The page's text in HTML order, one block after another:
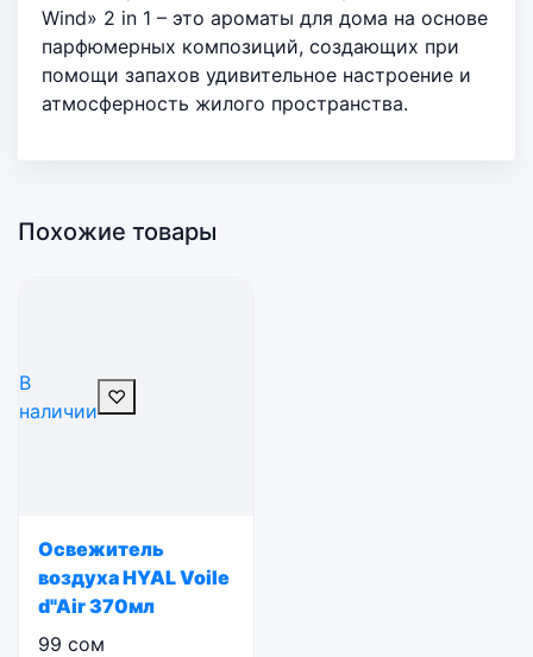
Wind» 2 in 1 – это ароматы для дома на основе
парфюмерных композиций, создающих при
помощи запахов удивительное настроение и
атмосферность жилого пространства.
Похожие товары
В
наличии
♡
Освежитель
воздуха HYAL Voile
d"Air 370мл
99 сом